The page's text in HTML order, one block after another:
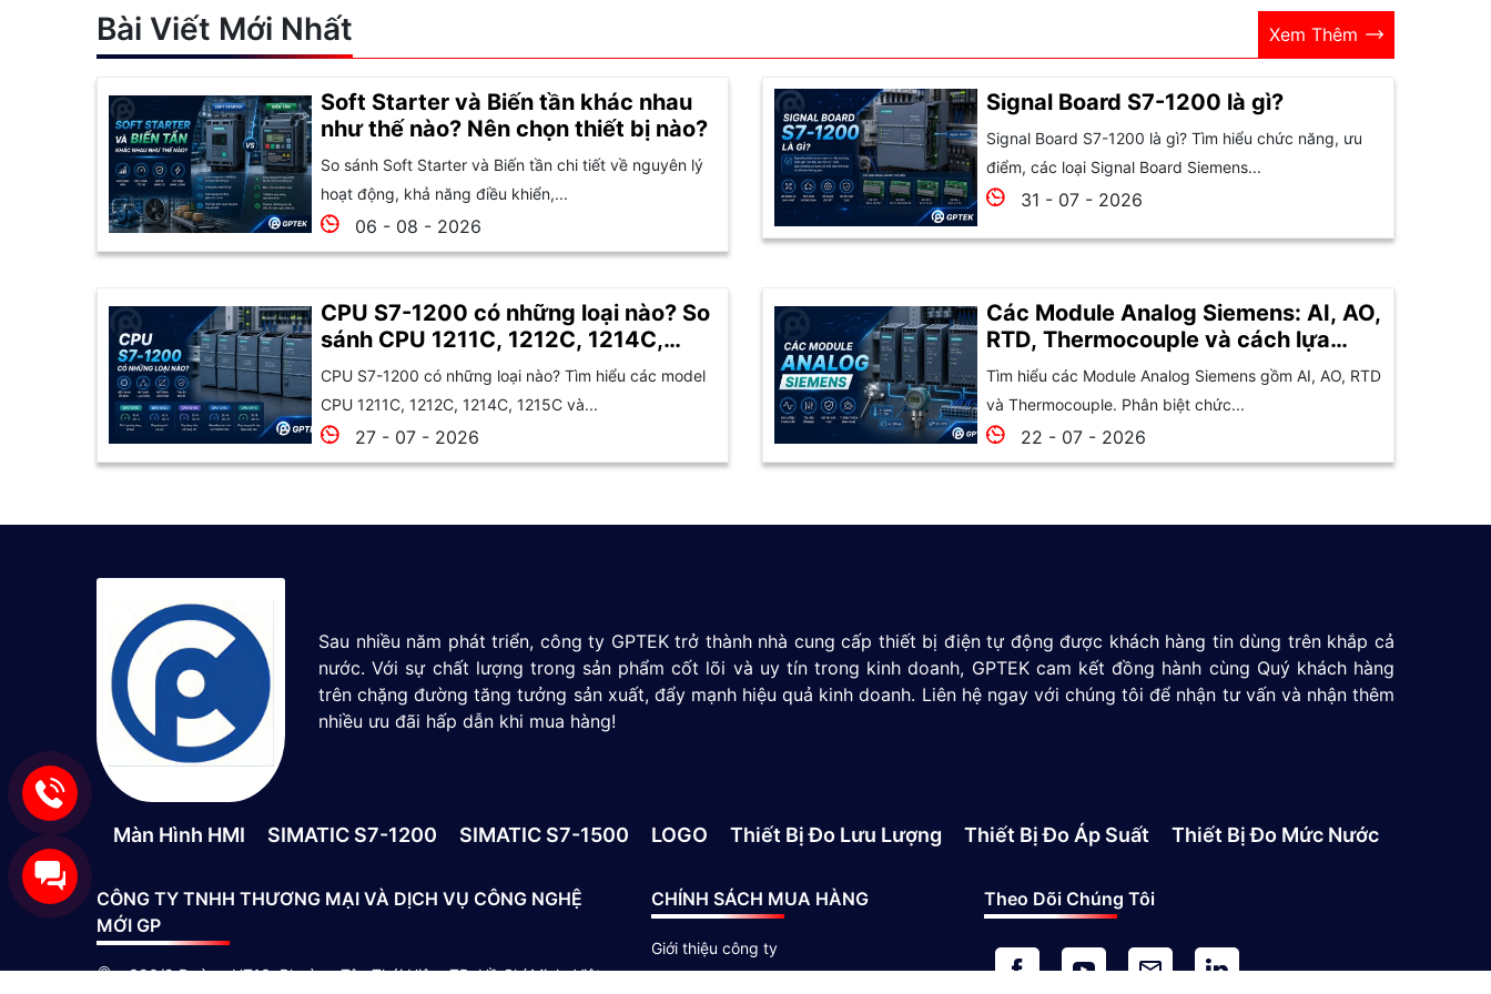
Bài Viết Mới Nhất Xem Thêm
Soft Starter và Biến tần khác nhau
như thế nào? Nên chọn thiết bị nào?
So sánh Soft Starter và Biến tần chi tiết về nguyên lý
hoạt động, khả năng điều khiển,...
06 - 08 - 2026
Signal Board S7-1200 là gì?
Signal Board S7-1200 là gì? Tìm hiểu chức năng, ưu
điểm, các loại Signal Board Siemens...
31 - 07 - 2026
CPU S7-1200 có những loại nào? So
sánh CPU 1211C, 1212C, 1214C,
1215C và 1217C
CPU S7-1200 có những loại nào? Tìm hiểu các model
CPU 1211C, 1212C, 1214C, 1215C và...
27 - 07 - 2026
Các Module Analog Siemens: AI, AO,
RTD, Thermocouple và cách lựa
chọn
Tìm hiểu các Module Analog Siemens gồm AI, AO, RTD
và Thermocouple. Phân biệt chức...
22 - 07 - 2026
Sau nhiều năm phát triển, công ty GPTEK trở thành nhà cung cấp thiết bị điện tự động được khách hàng tin dùng trên khắp cả
nước. Với sự chất lượng trong sản phẩm cốt lõi và uy tín trong kinh doanh, GPTEK cam kết đồng hành cùng Quý khách hàng
trên chặng đường tăng tưởng sản xuất, đẩy mạnh hiệu quả kinh doanh. Liên hệ ngay với chúng tôi để nhận tư vấn và nhận thêm
nhiều ưu đãi hấp dẫn khi mua hàng!
Màn Hình HMI SIMATIC S7-1200 SIMATIC S7-1500 LOGO Thiết Bị Đo Lưu Lượng Thiết Bị Đo Áp Suất Thiết Bị Đo Mức Nước
CÔNG TY TNHH THƯƠNG MẠI VÀ DỊCH VỤ CÔNG NGHỆ
MỚI GP
390/9 Đường HT13, Phường Tân Thới Hiệp, TP. Hồ Chí Minh, Việt
CHÍNH SÁCH MUA HÀNG
Giới thiệu công ty
Theo Dõi Chúng Tôi